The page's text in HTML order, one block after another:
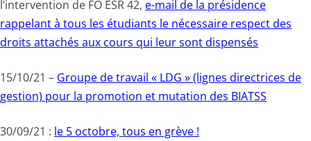
l’intervention de FO ESR 42, e-mail de la présidence
rappelant à tous les étudiants le nécessaire respect des
droits attachés aux cours qui leur sont dispensés
15/10/21 – Groupe de travail « LDG » (lignes directrices de
gestion) pour la promotion et mutation des BIATSS
30/09/21 : le 5 octobre, tous en grève !